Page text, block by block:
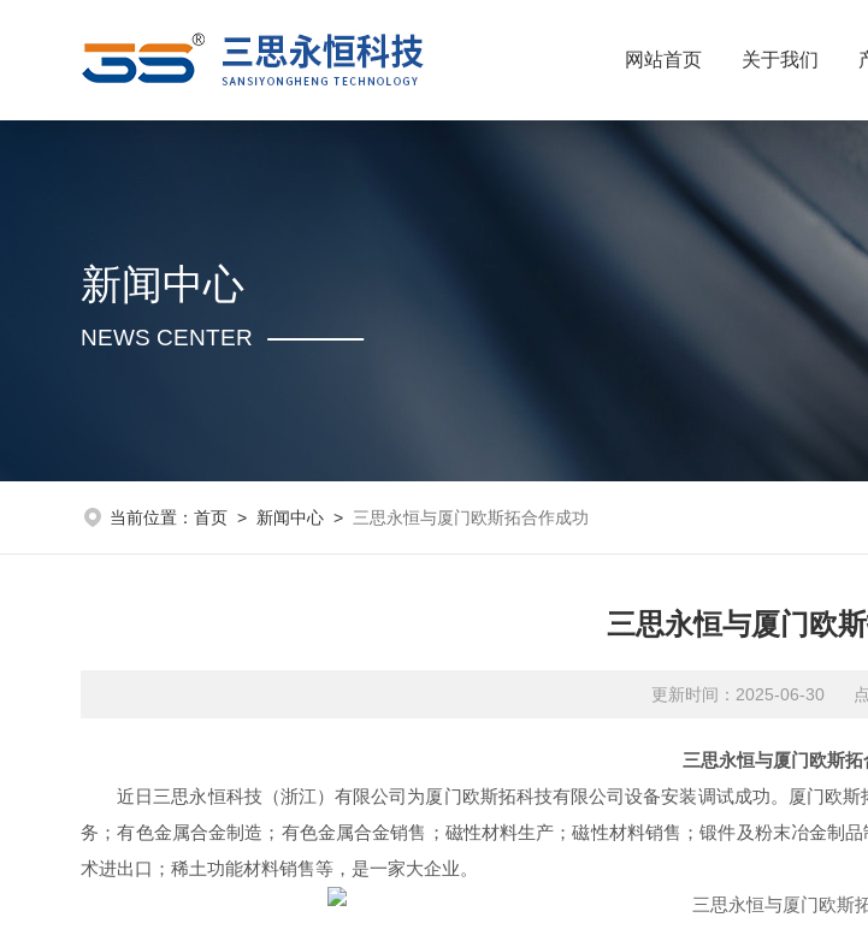
网站首页 关于我们
新闻中心
NEWS CENTER
当前位置：首页 > 新闻中心 > 三思永恒与厦门欧斯拓合作成功
三思永恒与厦门欧
更新时间：2025-06-30 点
三思永恒与厦门欧斯
近日三思永恒科技（浙江）有限公司为厦门欧斯拓科技有限公司设备安装调试成功。
厦门欧斯
务；有色金属合金制造；有色金属合金销售；磁性材料生产；磁性材料销售；锻件及粉末冶金制
术进出口；稀土功能材料销售等，是一家大企业。